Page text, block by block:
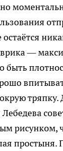
—
быть
тряпку.
рисунком,
простыня.